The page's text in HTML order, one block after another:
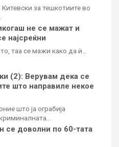
за тешкотиите во
не се мажат и
најсреќни
таа се мажи како да ѝ…
(2): Верувам дека се
што направиле некое
што ја ограбија
се доволни по 60-тата